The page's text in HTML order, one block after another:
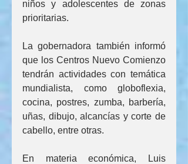
niños y adolescentes de zonas
prioritarias.
La gobernadora también informó
que los Centros Nuevo Comienzo
tendrán actividades con temática
mundialista, como globoflexia,
cocina, postres, zumba, barbería,
uñas, dibujo, alcancías y corte de
cabello, entre otras.
En materia económica, Luis